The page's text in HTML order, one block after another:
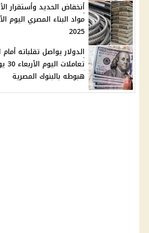
أنخفاض الحديد
2025
الدولار يواصل تقلباته
هبوطه بالبنوك المصرية